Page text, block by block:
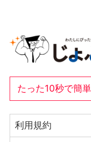
たった10秒で簡
利用規約